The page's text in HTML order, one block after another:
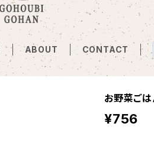
ABOUT CONTACT
お野菜ご
¥756